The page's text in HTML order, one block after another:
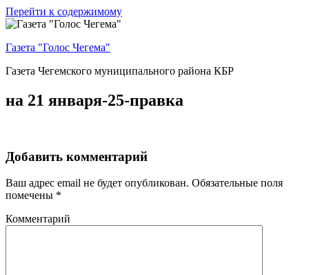
Перейти к содержимому
Газета "Голос Чегема"
Газета Чегемского муниципального района КБР
на 21 января-25-правка
Добавить комментарий
Ваш адрес email не будет опубликован. Обязательные поля
помечены *
Комментарий